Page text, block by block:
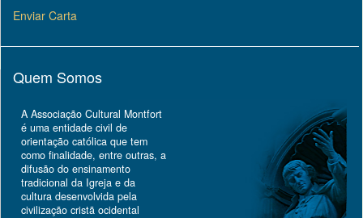
Enviar Carta
Quem Somos
A Associação Cultural Montfort
é uma entidade civil de
orientação católica que tem
como finalidade, entre outras, a
difusão do ensinamento
tradicional da Igreja e da
cultura desenvolvida pela
civilização cristã ocidental